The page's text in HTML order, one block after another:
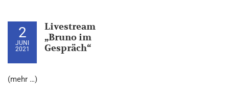
2
JUNI
2021
Livestream
„Bruno im
Gespräch“
(mehr …)